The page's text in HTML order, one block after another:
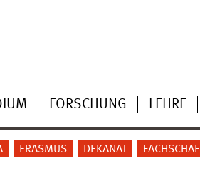
FORSCHUNG LEHRE
ERASMUS DEKANAT FACHSCHAFT